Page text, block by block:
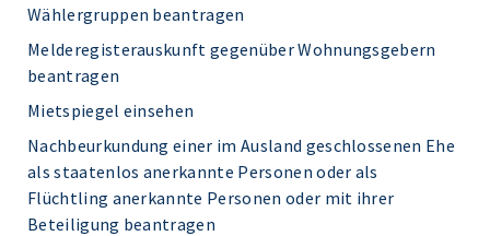
Wählergruppen beantragen
Melderegisterauskunft gegenüber Wohnungsgebern
beantragen
Mietspiegel einsehen
Nachbeurkundung einer im Ausland geschlossenen Ehe
als staatenlos anerkannte Personen oder als
Flüchtling anerkannte Personen oder mit ihrer
Beteiligung beantragen